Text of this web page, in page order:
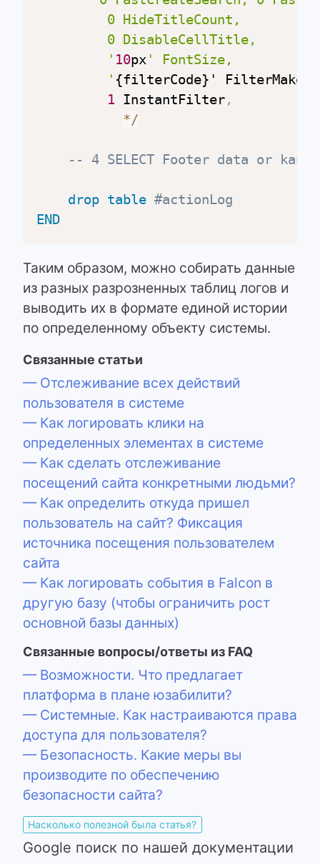
		 '
10px' FontSize,
		 '
{filterCode}' FilterMakeup
1 InstantFilter,
*/
-- 4 SELECT Footer data or
drop table #actionLog
END
Таким образом, можно собирать данные
из разных разрозненных таблиц логов и
выводить их в формате единой истории
по определенному объекту системы.
Связанные статьи
— Отслеживание всех действий
пользователя в системе
— Как логировать клики на
определенных элементах в системе
— Как сделать отслеживание
посещений сайта конкретными людьми?
— Как определить откуда пришел
пользователь на сайт? Фиксация
источника посещения пользователем
сайта
— Как логировать события в Falcon в
другую базу (чтобы ограничить рост
основной базы данных)
Связанные вопросы/ответы из FAQ
— Возможности. Что предлагает
платформа в плане юзабилити?
— Системные. Как настраиваются права
доступа для пользователя?
— Безопасность. Какие меры вы
производите по обеспечению
безопасности сайта?
Насколько полезной была статья?
Google поиск по нашей документации